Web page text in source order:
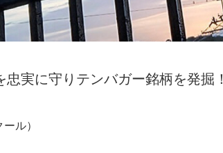
実に守りテンバガー銘柄を発掘！
ル）